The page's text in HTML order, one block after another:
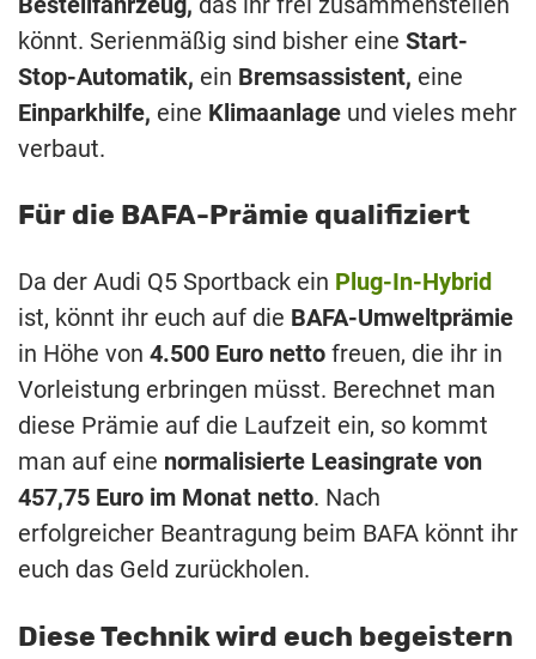
könnt. Serienmäßig sind bisher eine Start-
Stop-Automatik, ein Bremsassistent, eine
Einparkhilfe, eine Klimaanlage und vieles mehr
verbaut.
Für die BAFA-Prämie qualifiziert
Da der Audi Q5 Sportback ein Plug-In-Hybrid
ist, könnt ihr euch auf die BAFA-Umweltprämie
in Höhe von 4.500 Euro netto freuen, die ihr in
Vorleistung erbringen müsst. Berechnet man
diese Prämie auf die Laufzeit ein, so kommt
man auf eine normalisierte Leasingrate von
457,75 Euro im Monat netto. Nach
erfolgreicher Beantragung beim BAFA könnt ihr
euch das Geld zurückholen.
Diese Technik wird euch begeistern